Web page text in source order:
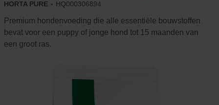
HORTA PURE HQ000306894
Premium hondenvoeding die alle essentiële bouwstoffen
bevat voor een puppy of jonge hond tot 15 maanden van
een groot ras.